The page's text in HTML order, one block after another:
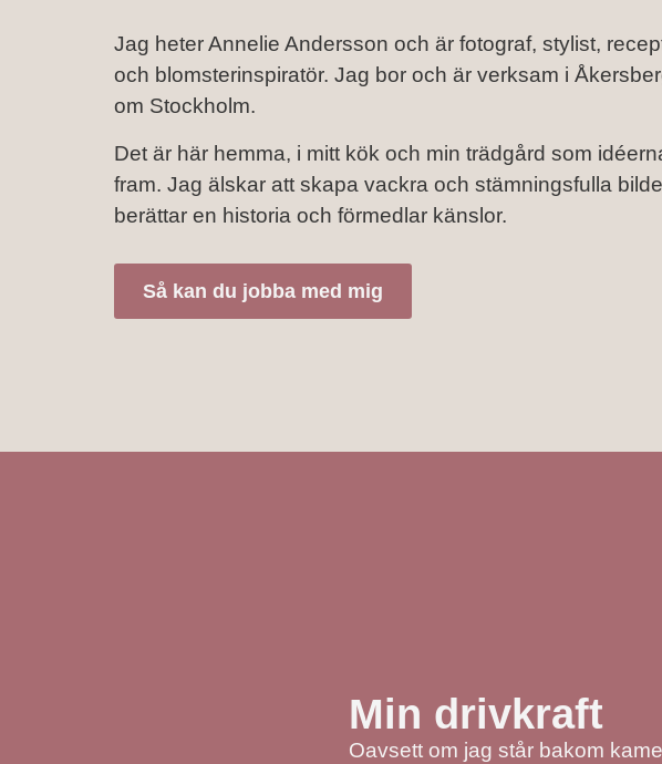
Jag heter Annelie Andersson och är fotograf, stylist,
och blomsterinspiratör. Jag bor och är verksam i
om Stockholm.
Det är här hemma, i mitt kök och min trädgård som
fram. Jag älskar att skapa vackra och stämningsfulla
berättar en historia och förmedlar känslor.
Så kan du jobba med mig
Min drivkraft
Oavsett om jag står bakom